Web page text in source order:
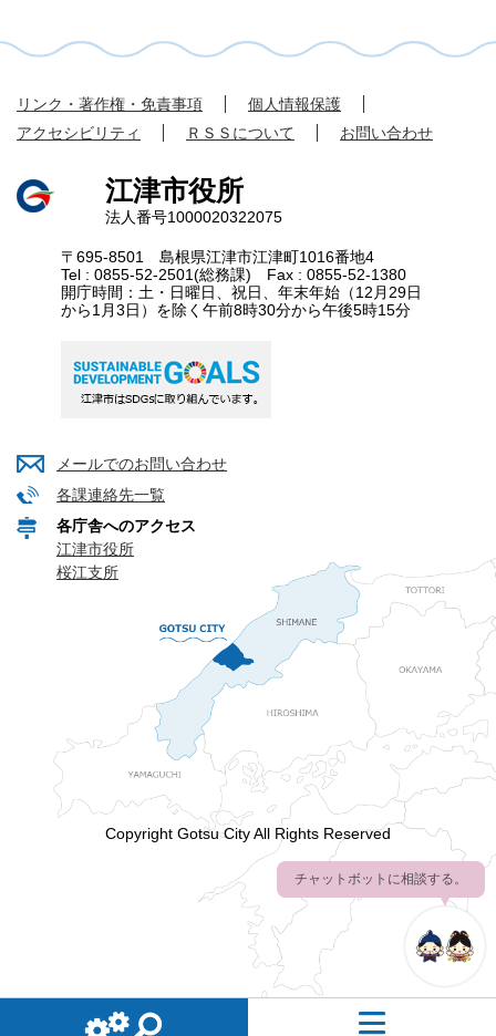
リンク・著作権・免責事項
個人情報保護
アクセシビリティ
ＲＳＳについて お問い合わせ
江津市役所
法人番号1000020322075
〒695-8501 島根県江津市江津町1016番地4
Tel : 0855-52-2501(総務課) Fax : 0855-52-1380
開庁時間：土・日曜日、祝日、年末年始（12月29日
から1月3日）を除く午前8時30分から午後5時15分
メールでのお問い合わせ
各課連絡先一覧
各庁舎へのアクセス
江津市役所
桜江支所
Copyright Gotsu City All Rights Reserved
チャットボットに相談する。